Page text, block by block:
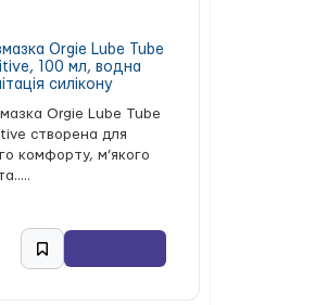
Orgie Lube Tube
100 мл, водна
силікону
Orgie Lube Tube
створена для
комфорту, м’якого